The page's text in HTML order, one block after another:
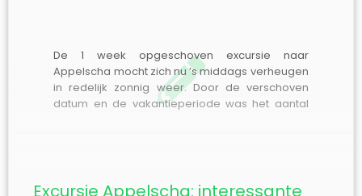
De 1 week opgeschoven excursie naar
Appelscha mocht zich nu ’s middags verheugen
in redelijk zonnig weer. Door de verschoven
datum en de vakantieperiode was het aantal
Excursie Appelscha: interessante